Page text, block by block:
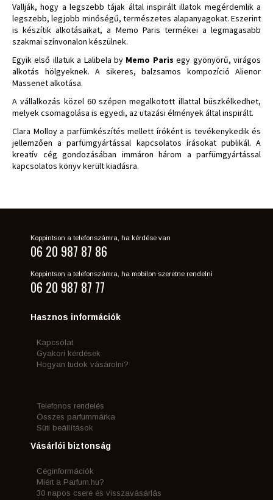
Vallják, hogy a legszebb tájak által inspirált illatok megérdemlik a
legszebb, legjobb minőségű, természetes alapanyagokat. Eszerint
is készítik alkotásaikat, a Memo Paris termékei a legmagasabb
szakmai színvonalon készülnek.
Egyik első illatuk a Lalibela by Memo Paris egy gyönyörű, virágos
alkotás hölgyeknek. A sikeres, balzsamos kompozíció Alienor
Massenet alkotása.
A vállalkozás közel 60 szépen megalkotott illattal büszkélkedhet,
melyek csomagolása is egyedi, az utazási élmények által inspirált.
Clara Molloy a parfümkészítés mellett íróként is tevékenykedik és
jellemzően a parfümgyártással kapcsolatos írásokat publikál. A
kreatív cég gondozásában immáron három a parfümgyártással
kapcsolatos könyv került kiadásra.
Koppintson a telefonszámra, ha kérdése van
06 20 987 87 86
Koppintson a telefonszámra, ha mobilon szeretne rendelni
06 20 987 87 77
Hasznos információk
Kapcsolat
Gyakori kérdések
Hogyan tudok vásárolni?
Telefonos rendelés
Összes parfummárka
Süti beállítások
Vásárlói biztonság
Céginformációk
Miért a Parfum.hu?
30 napos csere és visszavásárlás